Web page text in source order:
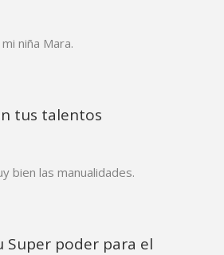
niña Mara.
tus talentos
bien las manualidades.
Super poder para el